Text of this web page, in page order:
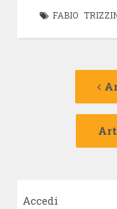
FABIO
Accedi